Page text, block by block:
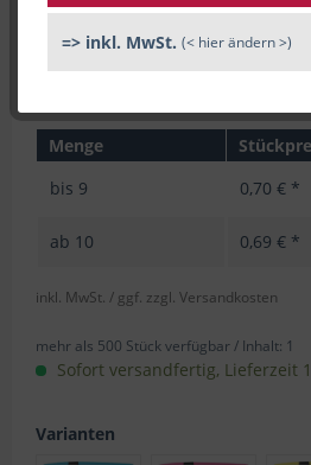
Menge
bis 9 0,70 € *
ab 10 0,69 € *
inkl. MwSt. / ggf. zzgl. Versandkosten
mehr als 500 Stück verfügbar / Inhalt: 1
Sofort versandfertig, Lieferzeit
Varianten
=> inkl. MwSt. (< hier ändern >)